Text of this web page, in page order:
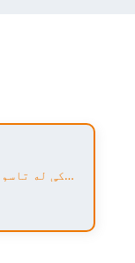
د MIR-IR100-ZT5 لپاره تفتیش وسپارئ، موږ به په 24 ساعتونو کې له تاسو سره اړیکه ونیسو.